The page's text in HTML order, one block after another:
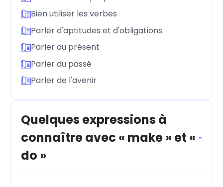
Bien utiliser les verbes
Parler d'aptitudes et d'obligations
Parler du présent
Parler du passé
Parler de l'avenir
Quelques expressions à
connaître avec « make » et «
do »